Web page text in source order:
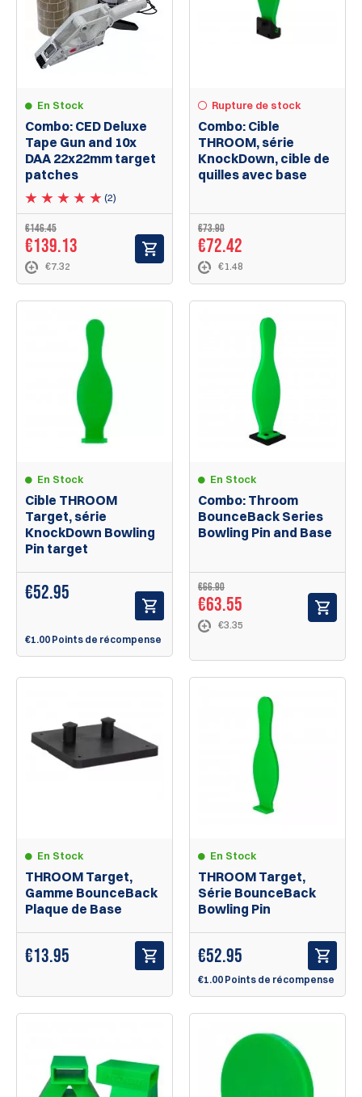
En Stock
Combo: CED Deluxe
Tape Gun and 10x
DAA 22x22mm target
patches
(2)
€146.45
€139.13
€7.32
Rupture de stock
Combo: Cible
THROOM, série
KnockDown, cible de
quilles avec base
€73.90
€72.42
€1.48
En Stock
Cible THROOM
Target, série
KnockDown Bowling
Pin target
€52.95
€1.00 Points de récompense
En Stock
Combo: Throom
BounceBack Series
Bowling Pin and Base
€66.90
€63.55
€3.35
En Stock
THROOM Target,
Gamme BounceBack
Plaque de Base
€13.95
En Stock
THROOM Target,
Série BounceBack
Bowling Pin
€52.95
€1.00 Points de récompense